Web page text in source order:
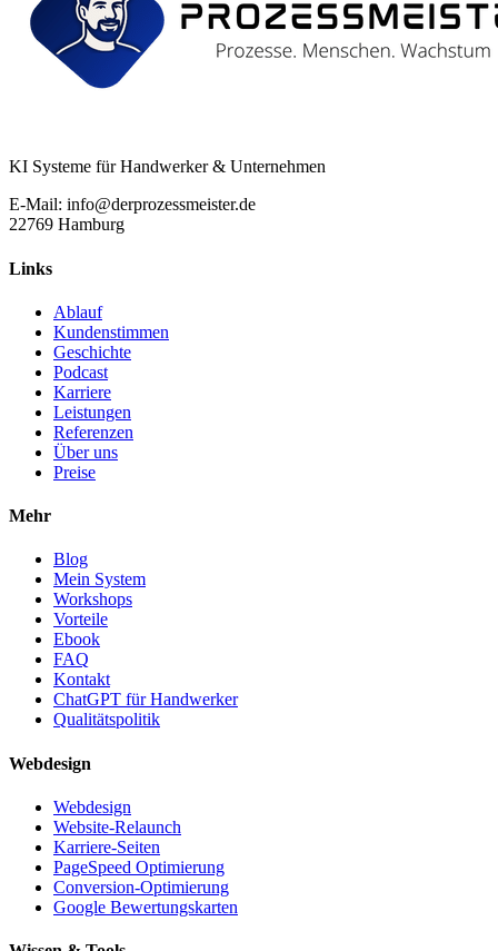
KI Systeme für Handwerker & Unternehmen
E-Mail: info@derprozessmeister.de
22769 Hamburg
Links
Ablauf
Kundenstimmen
Geschichte
Podcast
Karriere
Leistungen
Referenzen
Über uns
Preise
Mehr
Blog
Mein System
Workshops
Vorteile
Ebook
FAQ
Kontakt
ChatGPT für Handwerker
Qualitätspolitik
Webdesign
Webdesign
Website-Relaunch
Karriere-Seiten
PageSpeed Optimierung
Conversion-Optimierung
Google Bewertungskarten